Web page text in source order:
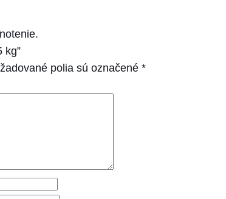
kg”
polia sú označené *